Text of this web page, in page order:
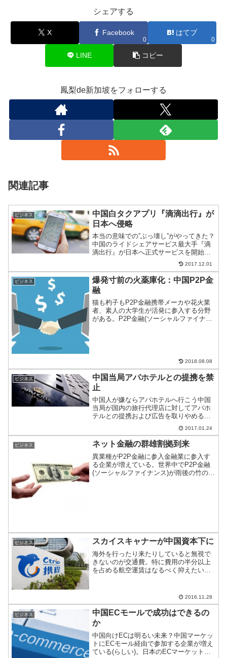
シェアする
X Facebook
0
はてブ
0
LINE コピー
鳳梨de新加坡をフォローする
関連記事
ビジネス
中国白タクアプリ『滴滴出行』が
日本へ侵略
本当の意味での”ぶっ壊し”がやってきた？
中国のライドシェアサービス最大手『滴
滴出行』が日本へ正式サービスを開始す
る。日本の道路行政は業者寄りと言われ
て久しい。そのため歓迎する声もある。
しかし、本当にそうだろうか？
2017.12.01
ビジネス
爆発寸前の火薬庫化：中国P2P金
融
猫も杓子もP2P金融携帯メーカや花火業
者、素人の大学生が活発に参入する分野
がある。P2P金融(ソーシャルファイナン
2018.08.08
ビジネス
中国当局アパホテルとの提携を禁
止
中国人が嫌ならアパホテルへ行こう中国
当局が国内の旅行代理店に対してアパホ
テルとの提携および広告を取りやめるよ
うに発言。日本に戻る予定の方は、中国
フリーのアパホテルに宿泊するのはいか
がだろうか。
2017.01.24
ビジネス ネット金融の群雄割拠到来
異業種がP2P金融に参入金融業に参入す
る企業が増えている。世界中でP2P金融
(ソーシャルファイナンス)が雨後の竹の子
ビジネス スカイスキャナーが中国資本下に
海外を行ったり来たりしていると無視で
きないのが交通費。特に費用の半分以上
を占める航空運賃はなるべく抑えたいの
してきた。その中でも草分け的存在が”ス
カイスキャナー(Sky...
2016.11.28
ビジネス
中国ECモールで成功はできるの
か
中国向けECは明るい未来？中国マーケッ
トにECモール経由で参加する企業が増え
ている(らしい)。日本のECマーケットの